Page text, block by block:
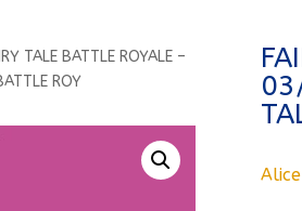
TALE BATTLE ROYALE –
ROY